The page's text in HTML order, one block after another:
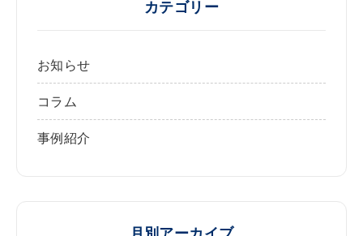
カテゴリー
お知らせ
コラム
事例紹介